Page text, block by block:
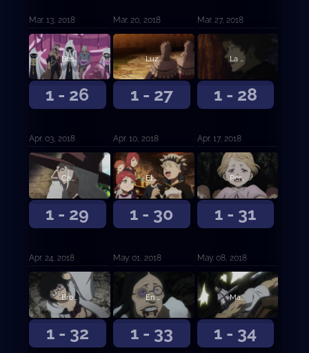
Mar. 13, 2018 Mar. 20, 2018 Mar. 27, 2018
1 - 26
Bestia herida
Apr. 03, 2018
1 - 27
Luz
Apr. 10, 2018
1 - 28
La persona en mi corazón
Apr. 17, 2018
1 - 29
Camino
Apr. 24, 2018
1 - 30
El mago del espejo
May. 01, 2018
1 - 31
Persecución en la nieve
May. 08, 2018
1 - 32
Brotes de tres hojas
1 - 33
En el futuro ayudará a alguien
1 - 34
Magia de Luz contra Magia de Oscuridad